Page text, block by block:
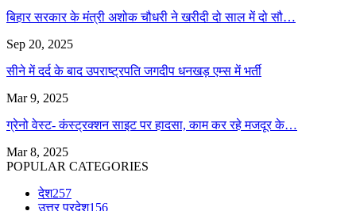
बिहार सरकार के मंत्री अशोक चौधरी ने खरीदी दो साल में दो सौ…
Sep 20, 2025
सीने में दर्द के बाद उपराष्ट्रपति जगदीप धनखड़ एम्स में भर्ती
Mar 9, 2025
ग्रेनो वेस्ट- कंस्ट्रक्शन साइट पर हादसा, काम कर रहे मजदूर के…
Mar 8, 2025
POPULAR CATEGORIES
देश257
उत्तर प्रदेश156